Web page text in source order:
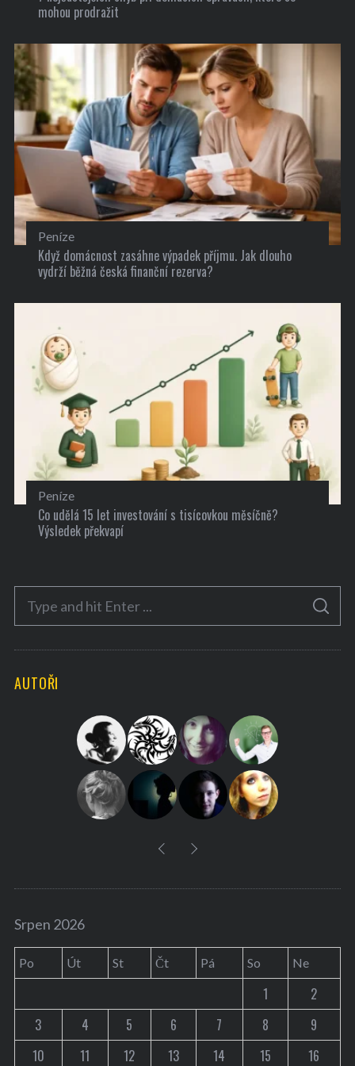
mohou prodražit
Peníze
Když domácnost zasáhne výpadek příjmu. Jak dlouho
vydrží běžná česká finanční rezerva?
Peníze
Co udělá 15 let investování s tisícovkou měsíčně?
Výsledek překvapí
c
S
A
C
AUTOŘI
Srpen 2026
Po Út St Čt Pá So Ne
1
2
3
4 5 6 7 8
9
10
11 12 13 14 15 16